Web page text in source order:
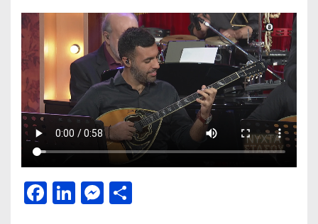
Facebook
LinkedIn
Messenger